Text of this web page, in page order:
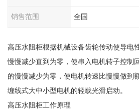
销售范围 全国
高压水阻柜根据机械设备齿轮传动使导电
慢慢减少直到为零，使串入电机转子控制
的慢慢减少为零，使电机转速比慢慢做到
缠线式大中小型电机的轻载光滑启动。
高压水阻柜工作原理